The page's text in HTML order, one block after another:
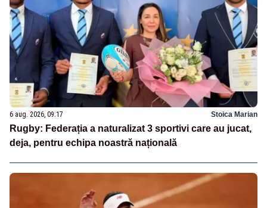
6 aug. 2026, 09:17 Stoica Marian
Rugby: Federația a naturalizat 3 sportivi care au jucat,
deja, pentru echipa noastră națională